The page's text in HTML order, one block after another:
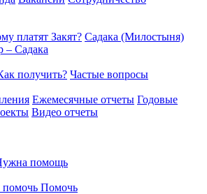
платят Закят? Садака (Милостыня)
– Садака
получить? Частые вопросы
Ежемесячные отчеты Годовые
Видео отчеты
помощь
помочь Помочь